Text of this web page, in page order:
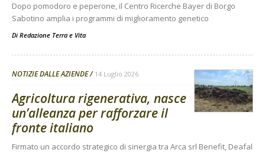
Dopo pomodoro e peperone, il Centro Ricerche Bayer di Borgo
Sabotino amplia i programmi di miglioramento genetico
Di Redazione Terra e Vita
NOTIZIE DALLE AZIENDE 14 Luglio 2026
Agricoltura rigenerativa, nasce
un’alleanza per rafforzare il
fronte italiano
Firmato un accordo strategico di sinergia tra Arca srl Benefit, Deafal